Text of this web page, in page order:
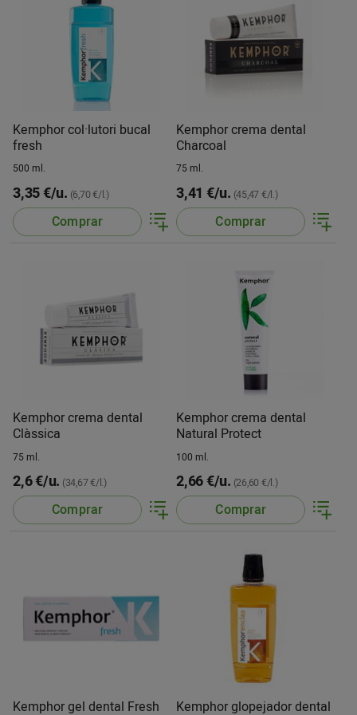
Kemphor col·lutori bucal
fresh
500 ml.
3,35 €/u. (6,70 €/l.)
Comprar
Kemphor crema dental
Charcoal
75 ml.
3,41 €/u. (45,47 €/l.)
Comprar
Kemphor crema dental
Clàssica
75 ml.
2,6 €/u. (34,67 €/l.)
Comprar
Kemphor crema dental
Natural Protect
100 ml.
2,66 €/u. (26,60 €/l.)
Comprar
Kemphor gel dental Fresh
Kemphor glopejador dental